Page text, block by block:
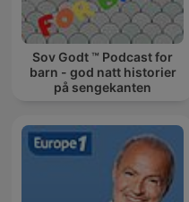
Sov Godt ™ Podcast for
barn - god natt historier
på sengekanten